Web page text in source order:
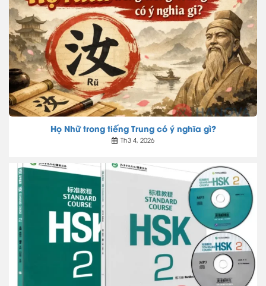
Họ Nhữ trong tiếng Trung có ý nghĩa gì?
Th3 4, 2026